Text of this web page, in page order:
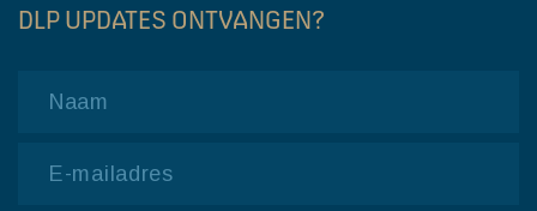
DLP UPDATES ONTVANGEN?